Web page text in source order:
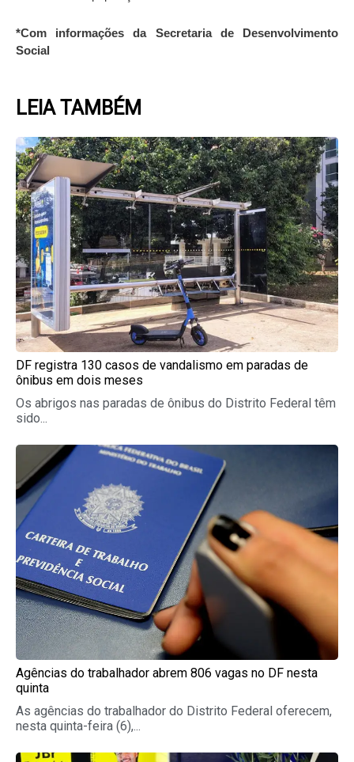
*Com informações da Secretaria de Desenvolvimento
Social
LEIA TAMBÉM
DF registra 130 casos de vandalismo em paradas de
ônibus em dois meses
Os abrigos nas paradas de ônibus do Distrito Federal têm
sido...
Agências do trabalhador abrem 806 vagas no DF nesta
quinta
As agências do trabalhador do Distrito Federal oferecem,
nesta quinta-feira (6),...
PagePagePagePagePage